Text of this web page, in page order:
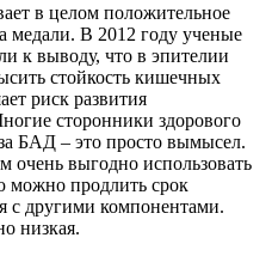
в целом положительное
медали. В 2012 году ученые
к выводу, что в эпителии
стойкость кишечных
риск развития
сторонники здорового
БАД – это просто вымысел.
очень выгодно использовать
можно продлить срок
с другими компонентами.
низкая.